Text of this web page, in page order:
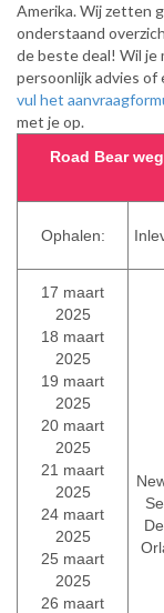
Amerika. Wij zetten
onderstaand
de beste deal! Wil je
persoonlijk advies of
vul het
met je op.
Road Bear
Ophalen:
17 maart
2025
18 maart
2025
19 maart
2025
20 maart
2025
21 maart
2025
24 maart
2025
25 maart
2025
26 maart